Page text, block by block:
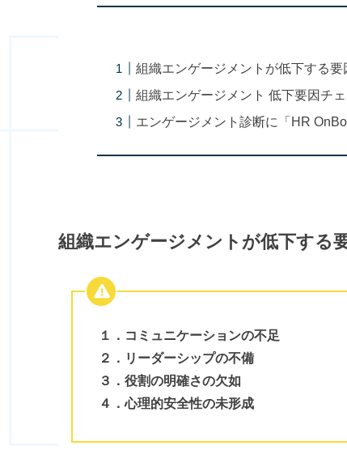
組織エンゲージメントが低下する要
組織エンゲージメント 低下要因チ
エンゲージメント診断に「HR
組織エンゲージメントが低下する
１．コミュニケーションの不足
２．リーダーシップの不備
３．役割の明確さの欠如
４．心理的安全性の未形成